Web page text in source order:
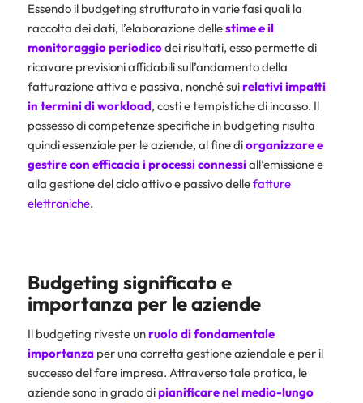
Essendo il budgeting strutturato in varie fasi quali la
raccolta dei dati, l’elaborazione dellestime e il
monitoraggio periodicodei risultati, esso permette di
ricavare previsioni affidabili sull’andamento della
fatturazione attiva e passiva, nonché suirelativi impatti
in termini di workload, costi e tempistiche di incasso. Il
possesso di competenze specifiche in budgeting risulta
quindi essenziale per le aziende, al fine diorganizzare e
gestire con efficacia i processi connessiall’emissione e
alla gestione del ciclo attivo e passivo dellefatture
elettroniche.
Budgeting significato e
importanza per le aziende
Il budgeting riveste unruolo di fondamentale
importanzaper una corretta gestione aziendale e per il
successo del fare impresa. Attraverso tale pratica, le
aziende sono in grado dipianificare nel medio-lungo